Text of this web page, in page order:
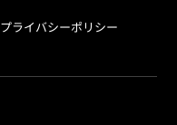
プライバシーポリシー